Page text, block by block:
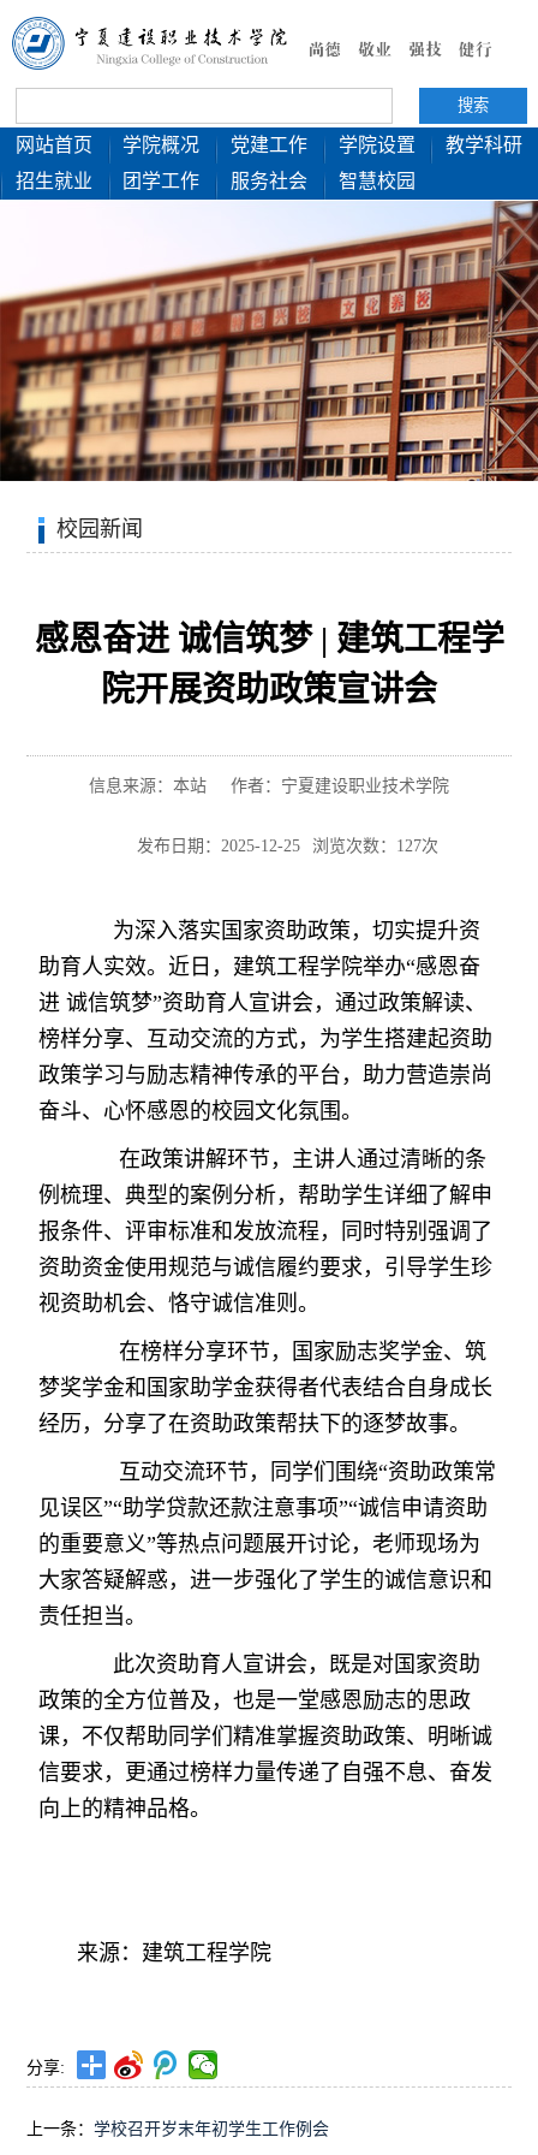
网站首页 学院概况 党建工作 学院设置
教学科研
招生就业
团学工作 服务社会 智慧校园
校园新闻
感恩奋进 诚信筑梦 | 建筑工程学
院开展资助政策宣讲会
信息来源：本站 作者：宁夏建设职业技术学院
发布日期：2025-12-25 浏览次数： 127次
为深入落实国家资助政策，切实提升资
助育人实效。近日，建筑工程学院举办“感恩奋
进 诚信筑梦”资助育人宣讲会，通过政策解读、
榜样分享、互动交流的方式，为学生搭建起资助
政策学习与励志精神传承的平台，助力营造崇尚
奋斗、心怀感恩的校园文化氛围。
在政策讲解环节，主讲人通过清晰的条
例梳理、典型的案例分析，帮助学生详细了解申
报条件、评审标准和发放流程，同时特别强调了
资助资金使用规范与诚信履约要求，引导学生珍
视资助机会、恪守诚信准则。
在榜样分享环节，国家励志奖学金、筑
梦奖学金和国家助学金获得者代表结合自身成长
经历，分享了在资助政策帮扶下的逐梦故事。
互动交流环节，同学们围绕“资助政策常
见误区”“助学贷款还款注意事项”“诚信申请资助
的重要意义”等热点问题展开讨论，老师现场为
大家答疑解惑，进一步强化了学生的诚信意识和
责任担当。
此次资助育人宣讲会，既是对国家资助
政策的全方位普及，也是一堂感恩励志的思政
课，不仅帮助同学们精准掌握资助政策、明晰诚
信要求，更通过榜样力量传递了自强不息、奋发
向上的精神品格。
来源：建筑工程学院
分享:
上一条：学校召开岁末年初学生工作例会